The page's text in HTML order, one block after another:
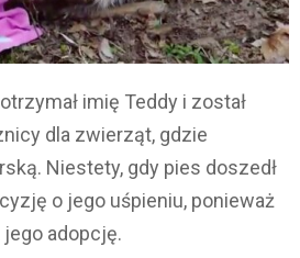
imię Teddy i został
dla zwierząt, gdzie
Niestety, gdy pies doszedł
o jego uśpieniu, ponieważ
jego adopcję.